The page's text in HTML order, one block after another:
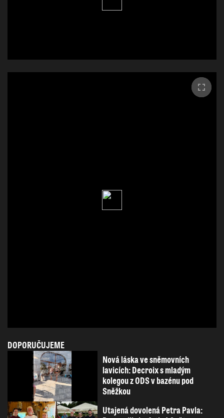
DOPORUČUJEME
Nová láska ve sněmovních
lavicích: Decroix s mladým
kolegou z ODS v bazénu pod
Sněžkou
Utajená dovolená Petra Pavla: